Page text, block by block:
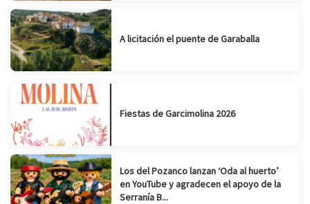
A licitación el puente de Garaballa
Fiestas de Garcimolina 2026
Los del Pozanco lanzan ‘Oda al huerto’
en YouTube y agradecen el apoyo de la
Serranía B...